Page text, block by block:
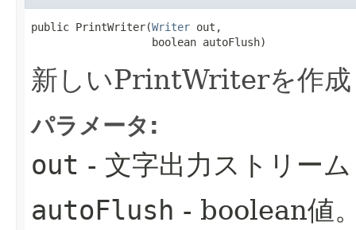
public PrintWriter​(Writer out,
                   boolean autoFlush)
新しいPrintWriterを作成
パラメータ:
out - 文字出力ストリーム
autoFlush - boolean値